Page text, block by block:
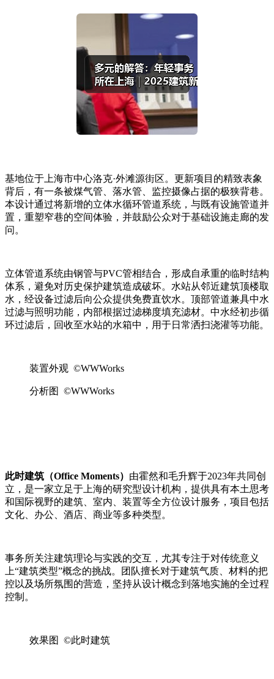
基地位于上海市中心洛克·外滩源街区。更新项目的精致表象
背后，有一条被煤气管、落水管、监控摄像占据的极狭背巷。
本设计通过将新增的立体水循环管道系统，与既有设施管道并
置，重塑窄巷的空间体验，并鼓励公众对于基础设施走廊的发
问。
立体管道系统由钢管与PVC管相结合，形成自承重的临时结构
体系，避免对历史保护建筑造成破坏。水站从邻近建筑顶楼取
水，经设备过滤后向公众提供免费直饮水。顶部管道兼具中水
过滤与照明功能，内部根据过滤梯度填充滤材。中水经初步循
环过滤后，回收至水站的水箱中，用于日常洒扫浇灌等功能。
装置外观 ©WWWorks
分析图 ©WWWorks
此时建筑（Office Moments） 由霍然和毛升辉于2023年共同创
立，是一家立足于上海的研究型设计机构，提供具有本土思考
和国际视野的建筑、室内、装置等全方位设计服务，项目包括
文化、办公、酒店、商业等多种类型。
事务所关注建筑理论与实践的交互，尤其专注于对传统意义
上“建筑类型”概念的挑战。团队擅长对于建筑气质、材料的把
控以及场所氛围的营造，坚持从设计概念到落地实施的全过程
控制。
效果图 ©此时建筑